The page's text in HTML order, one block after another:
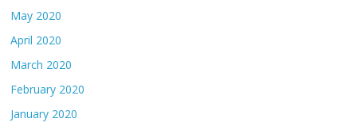
May 2020
April 2020
March 2020
February 2020
January 2020